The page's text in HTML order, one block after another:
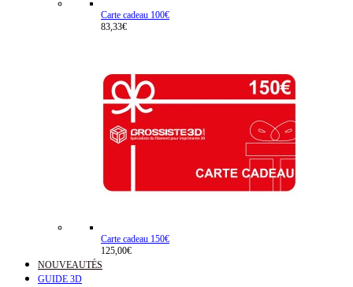
Carte cadeau 100€
83,33€
Carte cadeau 150€
125,00€
NOUVEAUTÉS
GUIDE 3D